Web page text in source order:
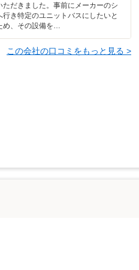
ただきました。事前にメーカーのシ
行き特定のユニットバスにしたいと
め、その設備を…
この会社の口コミをもっと見る >